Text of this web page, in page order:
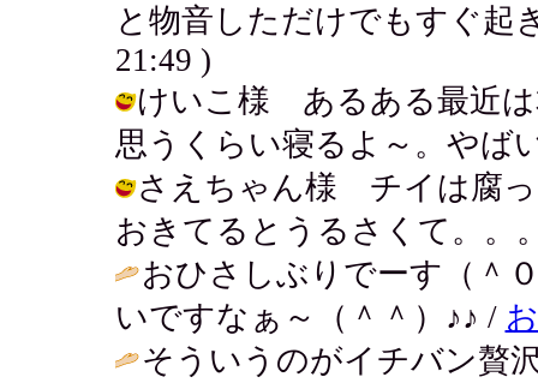
と物音しただけでもすぐ起
21:49 )
けいこ様 あるある最近は
思うくらい寝るよ～。やば
さえちゃん様 チイは腐っ
おきてるとうるさくて。。
おひさしぶりでーす（＾
いですなぁ～（＾＾）♪♪ /
そういうのがイチバン贅